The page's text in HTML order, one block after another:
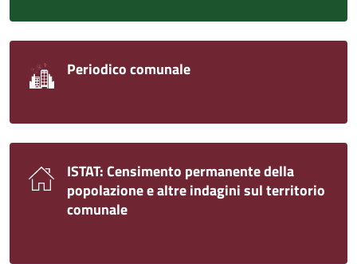
Periodico comunale
ISTAT: Censimento permanente della
popolazione e altre indagini sul territorio
comunale